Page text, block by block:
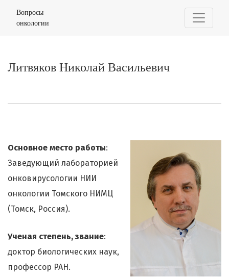
Вопросы
онкологии
Литвяков Николай Васильевич
Основное место работы:
Заведующий лабораторией
онковирусологии НИИ
онкологии Томского НИМЦ
(Томск, Россия).
Ученая степень, звание:
доктор биологических наук,
профессор РАН.